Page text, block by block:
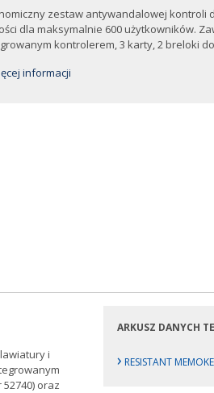
zestaw antywandalowej kontroli
dla maksymalnie 600 użytkowników.
kontrolerem, 3 karty, 2 breloki
informacji
i
oraz
ARKUSZ DANYCH
› RESISTANT